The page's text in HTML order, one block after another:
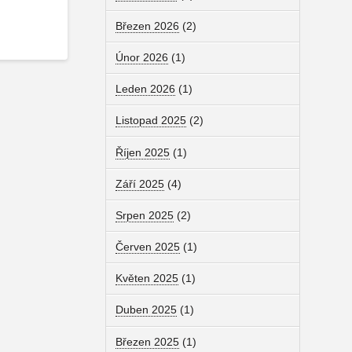
Březen 2026 (2)
Únor 2026 (1)
Leden 2026 (1)
Listopad 2025(2)
Říjen 2025(1)
Září 2025(4)
Srpen 2025(2)
Červen 2025(1)
Květen 2025(1)
Duben 2025(1)
Březen 2025(1)